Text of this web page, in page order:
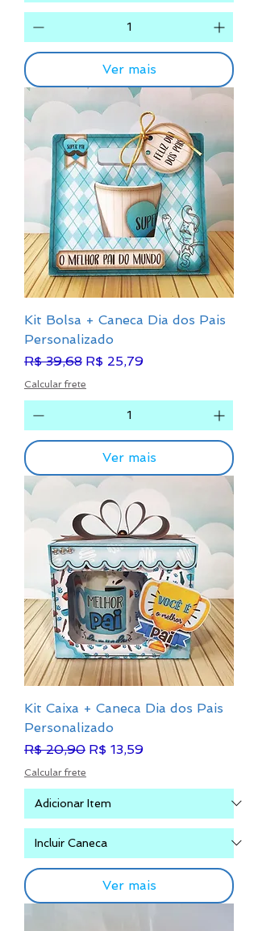
Ver mais
Kit Bolsa + Caneca Dia dos Pais
Personalizado
Preço normal
R$ 39,68 Preço promocional
R$ 25,79
Calcular frete
Ver mais
Kit Caixa + Caneca Dia dos Pais
Personalizado
Preço normal
R$ 20,90 Preço promocional
R$ 13,59
Calcular frete
Ver mais